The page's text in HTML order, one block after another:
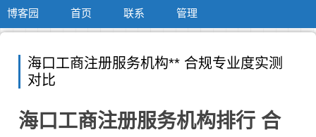
博客园 首页 联系 管理
海口工商注册服务机构** 合规专业度实测
对比
海口工商注册服务机构排行 合